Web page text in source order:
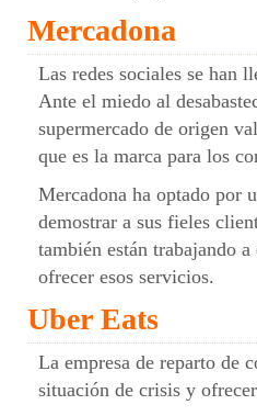
Mercadona
Las redes sociales se han
Ante el miedo al
supermercado de origen
que es la marca para los
Mercadona ha optado por
demostrar a sus fieles
también están trabajando
ofrecer esos servicios.
Uber Eats
La empresa de reparto de
situación de crisis y